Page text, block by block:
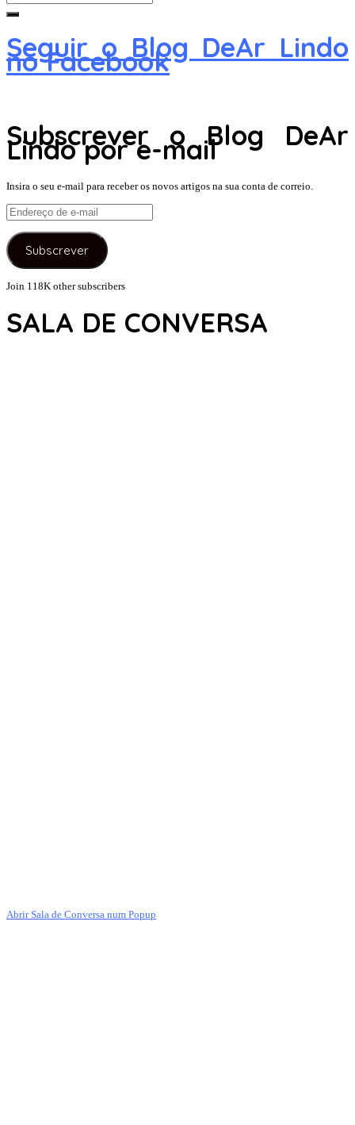
for:
Seguir o Blog DeAr Lindo
no Facebook
Subscrever o Blog DeAr
Lindo por e-mail
Insira o seu e-mail para receber os novos artigos na sua conta de correio.
Endereço
de
e-
mail
Subscrever
Join 118K other subscribers
SALA DE CONVERSA
Abrir Sala de Conversa num Popup